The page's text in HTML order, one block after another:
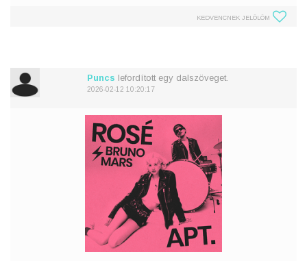
tart örökkéKEDVENCNEK JELÖLÖM
Puncs lefordított egy dalszöveget.
2026-02-12 10:20:17